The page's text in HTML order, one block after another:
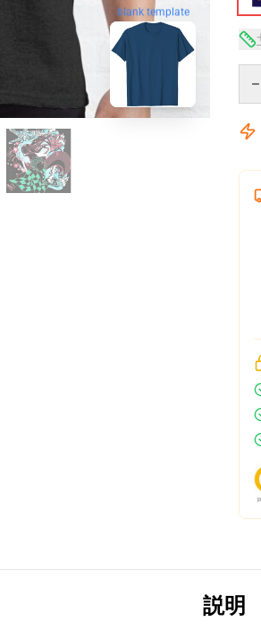
blank template
説明